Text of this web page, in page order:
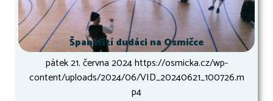
Španělští dudáci na Osmičce
pátek 21. června 2024 https://osmicka.cz/wp-
content/uploads/2024/06/VID_20240621_100726.m
p4